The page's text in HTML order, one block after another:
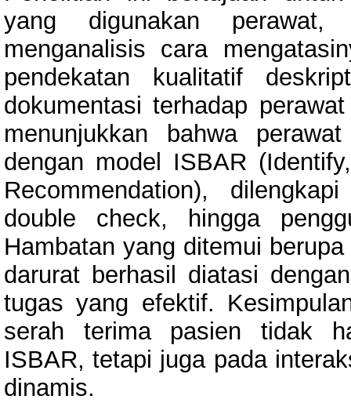
yang digunakan perawat,
menganalisis cara
pendekatan kualitatif
dokumentasi terhadap
menunjukkan bahwa
dengan model ISBAR
Recommendation),
double check, hingga
Hambatan yang ditemui
darurat berhasil diatasi
tugas yang efektif.
serah terima pasien tidak
ISBAR, tetapi juga pada
dinamis.